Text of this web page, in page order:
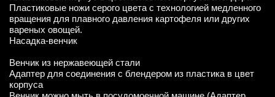
Пластиковые ножи серого цвета с технологией медленного
вращения для плавного давления картофеля или других
вареных овощей.
Насадка-венчик
Венчик из нержавеющей стали
Адаптер для соединения с блендером из пластика в цвет
корпуса